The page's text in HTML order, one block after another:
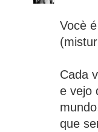
Vocè
Cada
e vejo
que